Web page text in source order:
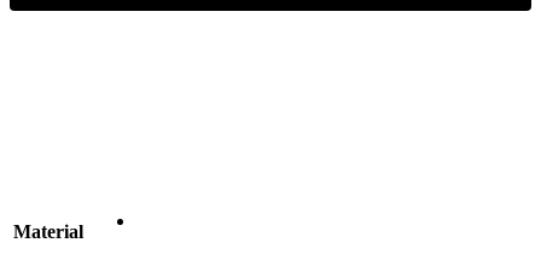
Material